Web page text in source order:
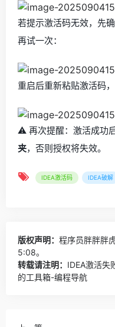
若提示激活码无效，先
再试一次：
重启后重新粘贴激活码
⚠️ 再次提醒：激活成功后
夹，否则授权将失效。
IDEA激活码 IDEA破解
版权声明： 程序员胖胖胖
5:08。
转载请注明： IDEA激活失
的工具箱-编程导航